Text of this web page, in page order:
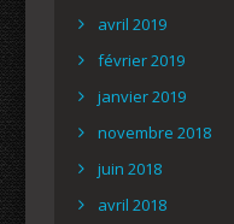
avril 2019
février 2019
janvier 2019
novembre 2018
juin 2018
avril 2018